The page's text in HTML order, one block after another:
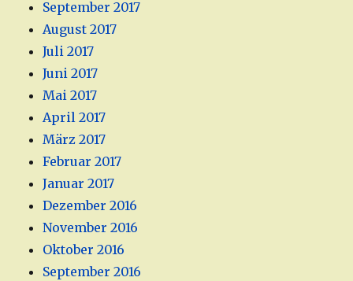
September 2017
August 2017
Juli 2017
Juni 2017
Mai 2017
April 2017
März 2017
Februar 2017
Januar 2017
Dezember 2016
November 2016
Oktober 2016
September 2016